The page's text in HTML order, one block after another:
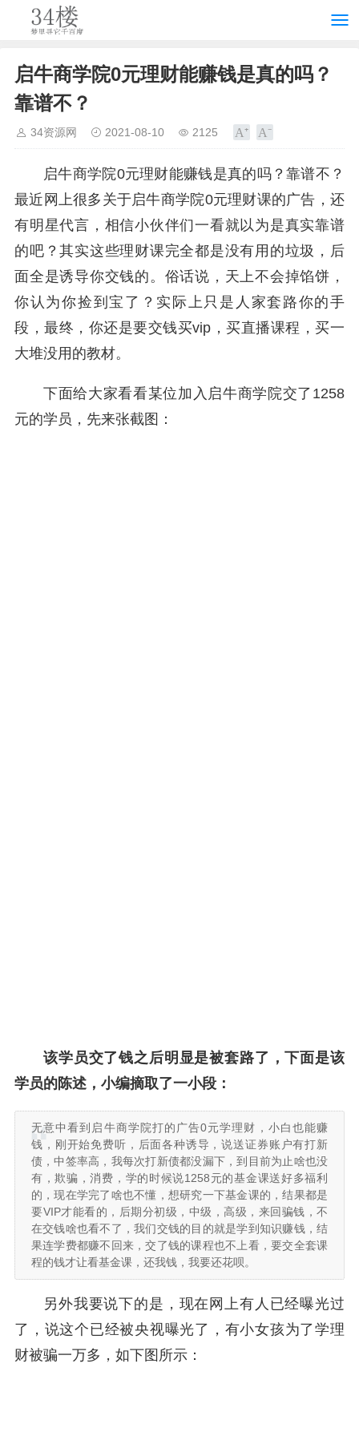
启牛商学院0元理财能赚钱是真的吗？
靠谱不？
34资源网 2021-08-10 2125
启牛商学院0元理财能赚钱是真的吗？靠谱不？
最近网上很多关于启牛商学院0元理财课的广告，还
有明星代言，相信小伙伴们一看就以为是真实靠谱
的吧？其实这些理财课完全都是没有用的垃圾，后
面全是诱导你交钱的。俗话说，天上不会掉馅饼，
你认为你捡到宝了？实际上只是人家套路你的手
段，最终，你还是要交钱买vip，买直播课程，买一
大堆没用的教材。
下面给大家看看某位加入启牛商学院交了1258
元的学员，先来张截图：
该学员交了钱之后明显是被套路了，下面是该
学员的陈述，小编摘取了一小段：
无意中看到启牛商学院打的广告0元学理财，小白也能赚
钱，刚开始免费听，后面各种诱导，说送证券账户有打新
债，中签率高，我每次打新债都没漏下，到目前为止啥也没
有，欺骗，消费，学的时候说1258元的基金课送好多福利
的，现在学完了啥也不懂，想研究一下基金课的，结果都是
要VIP才能看的，后期分初级，中级，高级，来回骗钱，不
在交钱啥也看不了，我们交钱的目的就是学到知识赚钱，结
果连学费都赚不回来，交了钱的课程也不上看，要交全套课
程的钱才让看基金课，还我钱，我要还花呗。
另外我要说下的是，现在网上有人已经曝光过
了，说这个已经被央视曝光了，有小女孩为了学理
财被骗一万多，如下图所示：